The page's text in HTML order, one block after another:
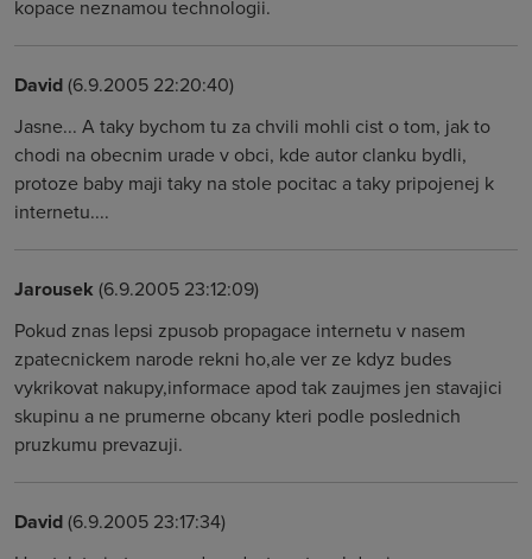
kopace neznamou technologii.
David(6.9.2005 22:20:40)
Jasne... A taky bychom tu za chvili mohli cist o tom, jak to
chodi na obecnim urade v obci, kde autor clanku bydli,
protoze baby maji taky na stole pocitac a taky pripojenej k
internetu....
Jarousek (6.9.2005 23:12:09)
Pokud znas lepsi zpusob propagace internetu v nasem
zpatecnickem narode rekni ho,ale ver ze kdyz budes
vykrikovat nakupy,informace apod tak zaujmes jen stavajici
skupinu a ne prumerne obcany kteri podle poslednich
pruzkumu prevazuji.
David(6.9.2005 23:17:34)